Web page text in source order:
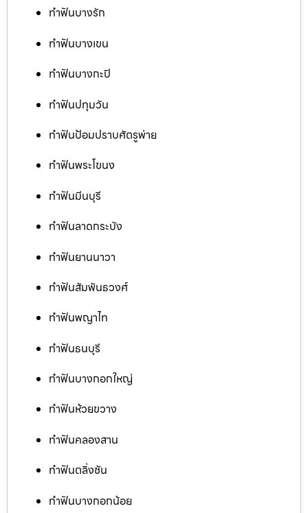
ทำฟันบางรัก
ทำฟันบางเขน
ทำฟันบางกะปิ
ทำฟันปทุมวัน
ทำฟันป้อมปราบศัตรูพ่าย
ทำฟันพระโขนง
ทำฟันมีนบุรี
ทำฟันลาดกระบัง
ทำฟันยานนาวา
ทำฟันสัมพันธวงศ์
ทำฟันพญาไท
ทำฟันธนบุรี
ทำฟันบางกอกใหญ่
ทำฟันห้วยขวาง
ทำฟันคลองสาน
ทำฟันตลิ่งชัน
ทำฟันบางกอกน้อย